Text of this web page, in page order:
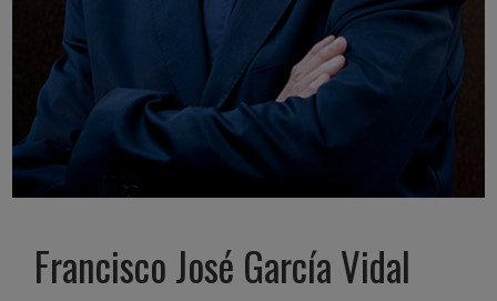
Francisco José García Vidal